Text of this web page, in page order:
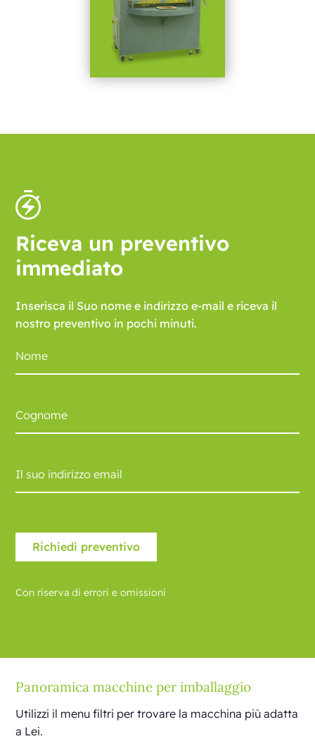
Riceva un preventivo
immediato
Inserisca il Suo nome e indirizzo e-mail e riceva il
nostro preventivo in pochi minuti.
Con riserva di errori e omissioni
Panoramica macchine per imballaggio
Utilizzi il menu filtri per trovare la macchina più adatta
a Lei.